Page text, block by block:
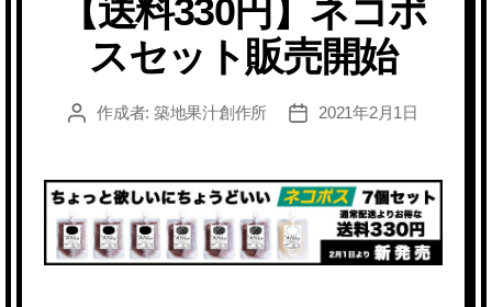
リ
ー
【送料330円】ネコポ
スセット販売開始
投 作成者: 築地果汁創作所
投
2021年2月1日